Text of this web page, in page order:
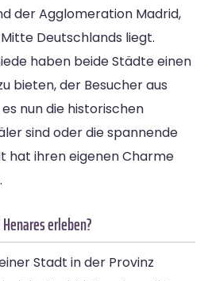
der Agglomeration Madrid,
Deutschlands liegt.
haben beide Städte einen
bieten, der Besucher aus
nun die historischen
sind oder die spannende
hat ihren eigenen Charme
erleben?
Stadt in der Provinz